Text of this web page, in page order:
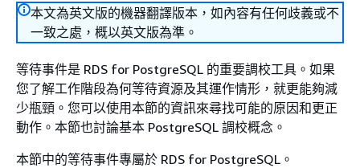
本文為英文版的機器翻譯版本，如內容有任何歧義或不
一致之處，概以英文版為準。
等待事件是 RDS for PostgreSQL 的重要調校工具。如果
您了解工作階段為何等待資源及其運作情形，就更能夠減
少瓶頸。您可以使用本節的資訊來尋找可能的原因和更正
動作。本節也討論基本 PostgreSQL 調校概念。
本節中的等待事件專屬於 RDS for PostgreSQL。